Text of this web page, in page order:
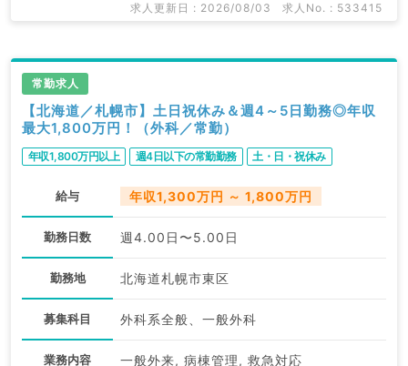
求人更新日 : 2026/08/03 求人No. : 533415
常勤求人
【北海道／札幌市】土日祝休み＆週4～5日勤務◎年収
最大1,800万円！（外科／常勤）
年収1,800万円以上 週4日以下の常勤勤務 土・日・祝休み
給与 年収1,300万円 ～ 1,800万円
勤務日数 週4.00日〜5.00日
勤務地 北海道札幌市東区
募集科目 外科系全般、一般外科
業務内容 一般外来, 病棟管理, 救急対応